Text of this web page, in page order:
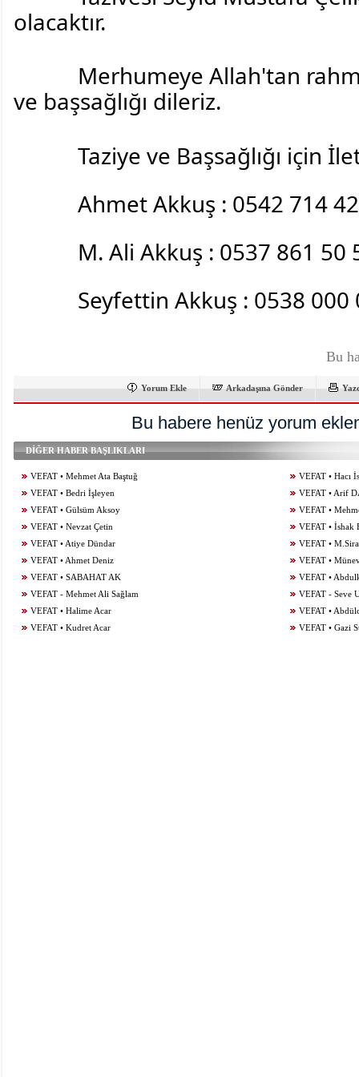
olacaktır.
Merhumeye Allah'tan
ve başsağlığı dileriz.
Taziye ve Başsağlığı için
Ahmet Akkuş : 0542 714
M. Ali Akkuş : 0537 861 50
Seyfettin Akkuş : 0538 000
Bu
Yorum Ekle Arkadaşına Gönder
Bu habere henüz yorum
DİĞER HABER BAŞLIKLARI
VEFAT • Mehmet Ata Baştuğ
VEFAT • Hacı
VEFAT • Bedri İşleyen
VEFAT • Arif
VEFAT • Gülsüm Aksoy
VEFAT •
VEFAT • Nevzat Çetin
VEFAT • İshak
VEFAT • Atiye Dündar
VEFAT •
VEFAT • Ahmet Deniz
VEFAT •
VEFAT • SABAHAT AK
VEFAT •
VEFAT - Mehmet Ali Sağlam
VEFAT - Seve
VEFAT • Halime Acar
VEFAT •
VEFAT • Kudret Acar
VEFAT • Gazi